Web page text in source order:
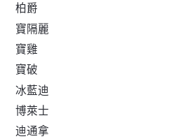
柏爵
寶隔麗
寶雞
寶破
冰藍迪
博萊士
迪通拿